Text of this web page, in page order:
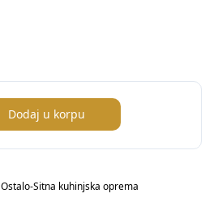
Dodaj u korpu
Ostalo-Sitna kuhinjska oprema